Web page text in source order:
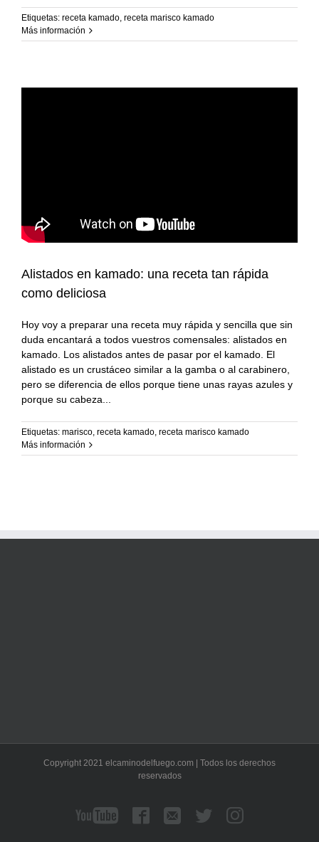
Etiquetas: receta kamado, receta marisco kamado
Más información
Alistados en kamado: una receta tan rápida
como deliciosa
Hoy voy a preparar una receta muy rápida y sencilla que sin
duda encantará a todos vuestros comensales: alistados en
kamado. Los alistados antes de pasar por el kamado. El
alistado es un crustáceo similar a la gamba o al carabinero,
pero se diferencia de ellos porque tiene unas rayas azules y
porque su cabeza
Etiquetas: marisco receta kamado receta marisco kamado
Más información
Copyright 2021 elcaminodelfuego.com | Todos los derechos
reservados
YouTubeFacebook
CorreoTwitterInstagram